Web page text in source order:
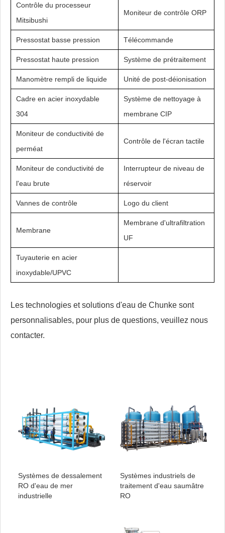
Contrôle du processeur
Mitsibushi
Moniteur de contrôle ORP
Pressostat basse pression Télécommande
Pressostat haute pression Système de prétraitement
Manomètre rempli de liquide Unité de post-déionisation
Cadre en acier inoxydable
304
Système de nettoyage à
membrane CIP
Moniteur de conductivité de
perméat
Contrôle de l'écran tactile
Moniteur de conductivité de
l'eau brute
Interrupteur de niveau de
réservoir
Vannes de contrôle Logo du client
Membrane
Membrane d'ultrafiltration
UF
Tuyauterie en acier
inoxydable/UPVC
Les technologies et solutions d'eau de Chunke sont
personnalisables, pour plus de questions, veuillez nous
contacter.
Systèmes de dessalement
RO d'eau de mer
industrielle
Systèmes industriels de
traitement d'eau saumâtre
RO